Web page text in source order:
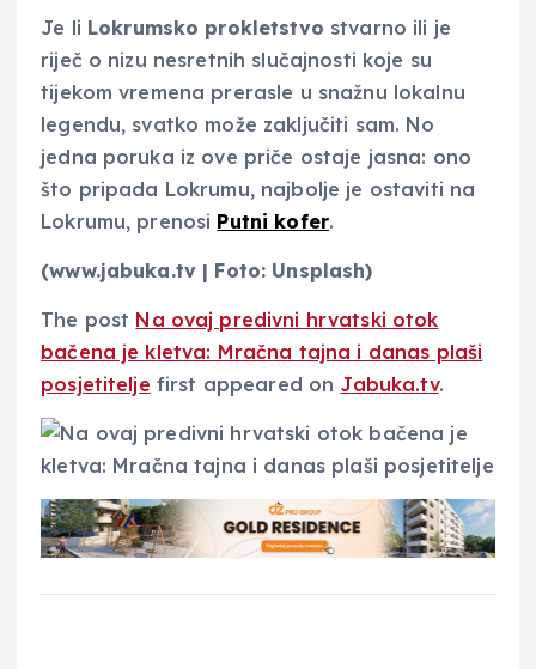
Je li Lokrumsko prokletstvo stvarno ili je
riječ o nizu nesretnih slučajnosti koje su
tijekom vremena prerasle u snažnu lokalnu
legendu, svatko može zaključiti sam. No
jedna poruka iz ove priče ostaje jasna: ono
što pripada Lokrumu, najbolje je ostaviti na
Lokrumu, prenosi Putni kofer.
(www.jabuka.tv | Foto: Unsplash)
The post Na ovaj predivni hrvatski otok
bačena je kletva: Mračna tajna i danas plaši
posjetitelje first appeared on Jabuka.tv.